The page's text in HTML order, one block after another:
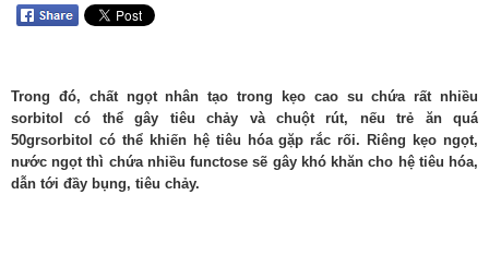
Trong đó, chất ngọt nhân tạo trong kẹo cao su chứa rất nhiều
sorbitol có thể gây tiêu chảy và chuột rút, nếu trẻ ăn quá
50grsorbitol có thể khiến hệ tiêu hóa gặp rắc rối. Riêng kẹo ngọt,
nước ngọt thì chứa nhiều functose sẽ gây khó khăn cho hệ tiêu hóa,
dẫn tới đầy bụng, tiêu chảy.